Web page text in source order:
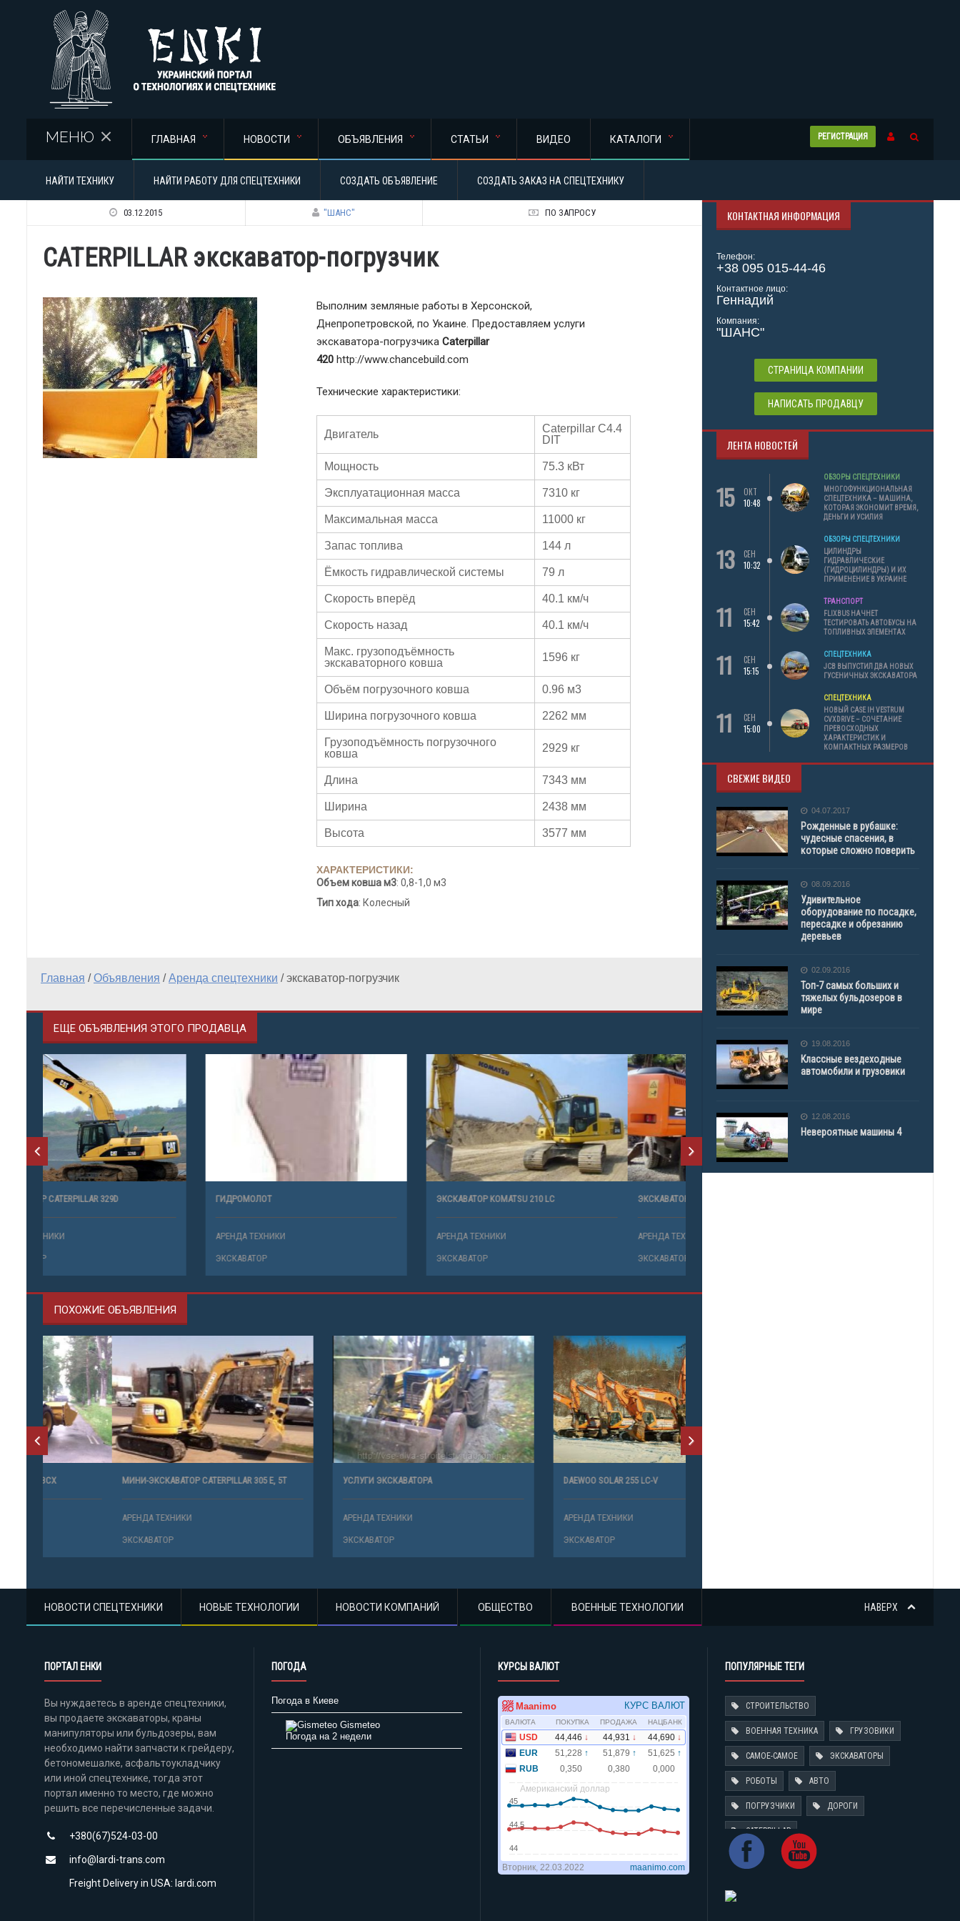
РЕГИСТРАЦИЯ
МЕНЮ ГЛАВНАЯ НОВОСТИ ОБЪЯВЛЕНИЯ СТАТЬИ ВИДЕО КАТАЛОГИ
НАЙТИ ТЕХНИКУ НАЙТИ РАБОТУ ДЛЯ СПЕЦТЕХНИКИ СОЗДАТЬ ОБЪЯВЛЕНИЕ СОЗДАТЬ ЗАКАЗ НА СПЕЦТЕХНИКУ
03.12.2015 "ШАНС" ПО ЗАПРОСУ
CATERPILLAR экскаватор-погрузчик
Выполним земляные работы в Херсонской,
Днепропетровской, по Укаине. Предоставляем услуги
экскаватора-погрузчика Caterpillar
420 http://www.chancebuild.com
Технические характеристики:
Двигатель
Caterpillar C4.4
DIT
Мощность 75.3 кВт
Эксплуатационная масса 7310 кг
Максимальная масса 11000 кг
Запас топлива 144 л
Ёмкость гидравлической системы 79 л
Скорость вперёд 40.1 км/ч
Скорость назад 40.1 км/ч
Макс. грузоподъёмность
экскаваторного ковша
1596 кг
Объём погрузочного ковша 0.96 м3
Ширина погрузочного ковша 2262 мм
Грузоподъёмность погрузочного
ковша
2929 кг
Длина 7343 мм
Ширина 2438 мм
Высота 3577 мм
ХАРАКТЕРИСТИКИ:
Объем ковша м3: 0,8-1,0 м3
Тип хода: Колесный
Главная /Объявления /Аренда спецтехники /экскаватор-погрузчик
ЕЩЕ ОБЪЯВЛЕНИЯ ЭТОГО ПРОДАВЦА
ЭКСКАВАТОР CATERPILLAR 329D
АРЕНДА ТЕХНИКИ АРЕНДА ТЕХНИКИ
ЭКСКАВАТОР KOMATSU 210 LC
АРЕНДА ТЕХНИКИ
ПОХОЖИЕ ОБЪЯВЛЕНИЯ
МИНИ-ЭКСКАВАТОР CATERPILLAR 305 E, 5Т
АРЕНДА ТЕХНИКИ
УСЛУГИ ЭКСКАВАТОРА
АРЕНДА ТЕХНИКИ
DAEWOO SOLAR 255 LC-V
АРЕНДА ТЕХНИКИ
КОНТАКТНАЯ ИНФОРМАЦИЯ
Телефон:
+38 095 015-44-46
Контактное лицо:
Геннадий
Компания:
"ШАНС"
СТРАНИЦА КОМПАНИИ
НАПИСАТЬ ПРОДАВЦУ
ЛЕНТА НОВОСТЕЙ
15
ОКТ
10:48
ОБЗОРЫ СПЕЦТЕХНИКИ
МНОГОФУНКЦИОНАЛЬНАЯ
СПЕЦТЕХНИКА – МАШИНА,
КОТОРАЯ ЭКОНОМИТ ВРЕМЯ,
ДЕНЬГИ И УСИЛИЯ
13
СЕН
10:32
ОБЗОРЫ СПЕЦТЕХНИКИ
ЦИЛИНДРЫ
ГИДРАВЛИЧЕСКИЕ
(ГИДРОЦИЛИНДРЫ) И ИХ
ПРИМЕНЕНИЕ В УКРАИНЕ
11
СЕН
15:42
ТРАНСПОРТ
FLIXBUS НАЧНЕТ
ТЕСТИРОВАТЬ АВТОБУСЫ НА
ТОПЛИВНЫХ ЭЛЕМЕНТАХ
11
СЕН
15:15
СПЕЦТЕХНИКА
JCB ВЫПУСТИЛ ДВА НОВЫХ
ГУСЕНИЧНЫХ ЭКСКАВАТОРА
11
СЕН
15:00
СПЕЦТЕХНИКА
НОВЫЙ CASE IH VESTRUM
CVXDRIVE – СОЧЕТАНИЕ
ПРЕВОСХОДНЫХ
ХАРАКТЕРИСТИК И
КОМПАКТНЫХ РАЗМЕРОВ
СВЕЖИЕ ВИДЕО
04.07.2017
Рожденные в рубашке:
чудесные спасения, в
которые сложно поверить
08.09.2016
Удивительное
оборудование по посадке,
пересадке и обрезанию
деревьев
02.09.2016
Топ-7 самых больших и
тяжелых бульдозеров в
мире
19.08.2016
Классные вездеходные
автомобили и грузовики
12.08.2016
Невероятные машины 4
НАВЕРХ
НОВОСТИ СПЕЦТЕХНИКИ НОВЫЕ ТЕХНОЛОГИИ НОВОСТИ КОМПАНИЙ ОБЩЕСТВО ВОЕННЫЕ ТЕХНОЛОГИИ
ПОРТАЛ ЕНКИ
Вы нуждаетесь в аренде спецтехники,
вы продаете экскаваторы, краны
манипуляторы или бульдозеры, вам
необходимо найти запчасти к грейдеру,
бетономешалке, асфальтоукладчику
или иной спецтехнике, тогда этот
портал именно то место, где можно
решить все перечисленные задачи.
+380(67)524-03-00
info@lardi-trans.com
Freight Delivery in USA: lardi.com
ПОГОДА
Погода в Киеве
Gismeteo
Погода на 2 недели
КУРСЫ ВАЛЮТ ПОПУЛЯРНЫЕ ТЕГИ
СТРОИТЕЛЬСТВО
ВОЕННАЯ ТЕХНИКА ГРУЗОВИКИ
САМОЕ-САМОЕ ЭКСКАВАТОРЫ
РОБОТЫ АВТО
ПОГРУЗЧИКИ ДОРОГИ
CATERPILLAR